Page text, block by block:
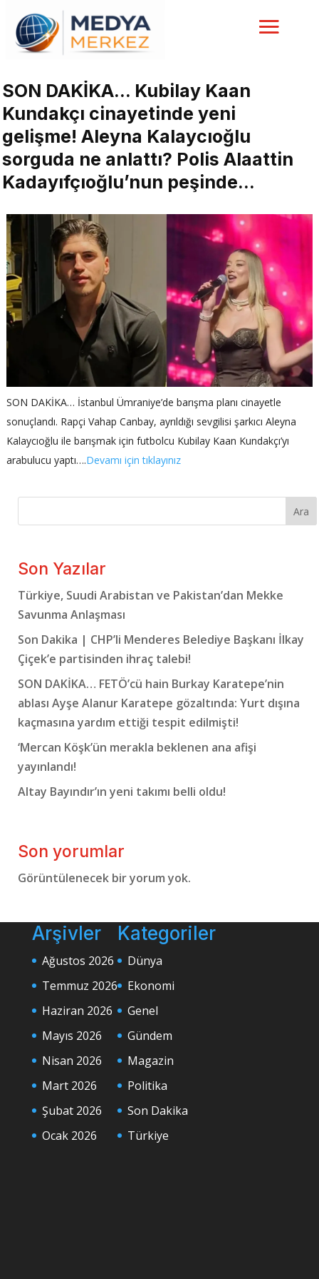
SON DAKİKA… Kubilay Kaan
Kundakçı cinayetinde yeni
gelişme! Aleyna Kalaycıoğlu
sorguda ne anlattı? Polis Alaattin
Kadayıfçıoğlu’nun peşinde…
SON DAKİKA… İstanbul Ümraniye’de barışma planı cinayetle
sonuçlandı. Rapçi Vahap Canbay, ayrıldığı sevgilisi şarkıcı Aleyna
Kalaycıoğlu ile barışmak için futbolcu Kubilay Kaan Kundakçı’yı
arabulucu yaptı….Devamı için tıklayınız
Ara
Son Yazılar
Türkiye, Suudi Arabistan ve Pakistan’dan Mekke
Savunma Anlaşması
Son Dakika | CHP’li Menderes Belediye Başkanı İlkay
Çiçek’e partisinden ihraç talebi!
SON DAKİKA… FETÖ’cü hain Burkay Karatepe’nin
ablası Ayşe Alanur Karatepe gözaltında: Yurt dışına
kaçmasına yardım ettiği tespit edilmişti!
‘Mercan Köşk’ün merakla beklenen ana afişi
yayınlandı!
Altay Bayındır’ın yeni takımı belli oldu!
Son yorumlar
Görüntülenecek bir yorum yok.
Arşivler
Ağustos 2026
Temmuz 2026
Haziran 2026
Mayıs 2026
Nisan 2026
Mart 2026
Şubat 2026
Ocak 2026
Kategoriler
Dünya
Ekonomi
Genel
Gündem
Magazin
Politika
Son Dakika
Türkiye